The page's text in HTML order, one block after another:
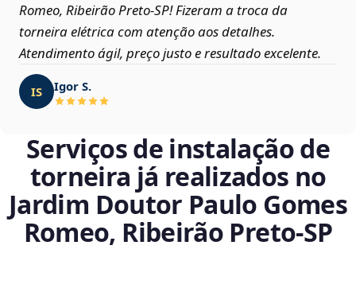
Romeo, Ribeirão Preto‑SP! Fizeram a troca da
torneira elétrica com atenção aos detalhes.
Atendimento ágil, preço justo e resultado excelente.
IS Igor S.
Serviços de instalação de
torneira já realizados no
Jardim Doutor Paulo Gomes
Romeo, Ribeirão Preto‑SP